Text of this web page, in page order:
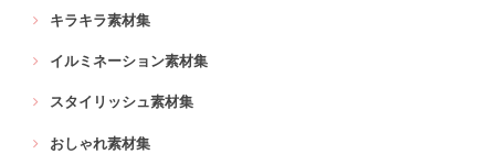
キラキラ素材集
イルミネーション素材集
スタイリッシュ素材集
おしゃれ素材集